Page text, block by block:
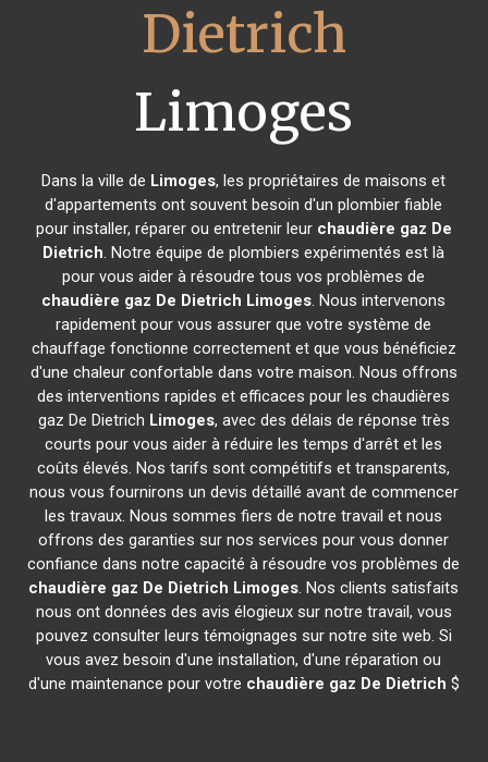
Dietrich
Limoges
Dans la ville de Limoges, les propriétaires de maisons et
d'appartements ont souvent besoin d'un plombier fiable
pour installer, réparer ou entretenir leur chaudière gaz De
Dietrich. Notre équipe de plombiers expérimentés est là
pour vous aider à résoudre tous vos problèmes de
chaudière gaz De Dietrich Limoges. Nous intervenons
rapidement pour vous assurer que votre système de
chauffage fonctionne correctement et que vous bénéficiez
d'une chaleur confortable dans votre maison. Nous offrons
des interventions rapides et efficaces pour les chaudières
gaz De Dietrich Limoges, avec des délais de réponse très
courts pour vous aider à réduire les temps d'arrêt et les
coûts élevés. Nos tarifs sont compétitifs et transparents,
nous vous fournirons un devis détaillé avant de commencer
les travaux. Nous sommes fiers de notre travail et nous
offrons des garanties sur nos services pour vous donner
confiance dans notre capacité à résoudre vos problèmes de
chaudière gaz De Dietrich Limoges. Nos clients satisfaits
nous ont données des avis élogieux sur notre travail, vous
pouvez consulter leurs témoignages sur notre site web. Si
vous avez besoin d'une installation, d'une réparation ou
d'une maintenance pour votre chaudière gaz De Dietrich $